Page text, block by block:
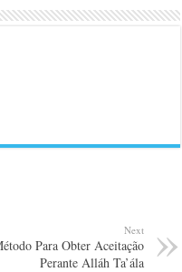
Next
Para Obter Aceitação
Perante Alláh Ta’ála